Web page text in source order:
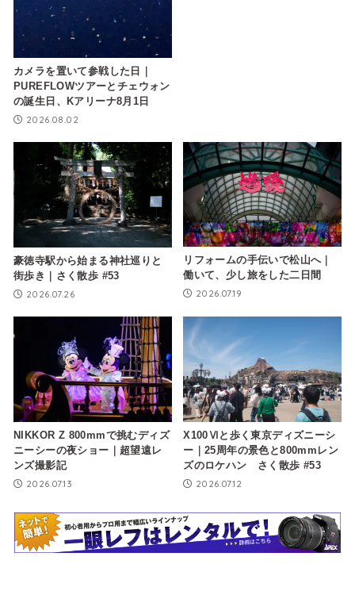
カメラを置いて参戦した日｜
PUREFLOWツアーとチェウォン
の誕生日、Kアリーナ8月1日
2026.08.02
豪徳寺駅から始まる神社巡りと
街歩き｜さく散歩 #53
2026.07.26
リフォームの手伝いで松山へ｜
働いて、少し旅をした二日間
2026.07.19
NIKKOR Z 800mmで挑むディズ
ニーシーの夜ショー｜超望遠レ
ンズ撮影記
2026.07.13
X100Ⅵと歩く東京ディズニーシ
ー｜25周年の景色と800mmレン
ズのロケハン さく散歩 #53
2026.07.12